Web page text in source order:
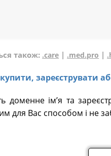
також: .care | .med.pro |
зареєструвати
доменне ім’я та
для Вас способом і не